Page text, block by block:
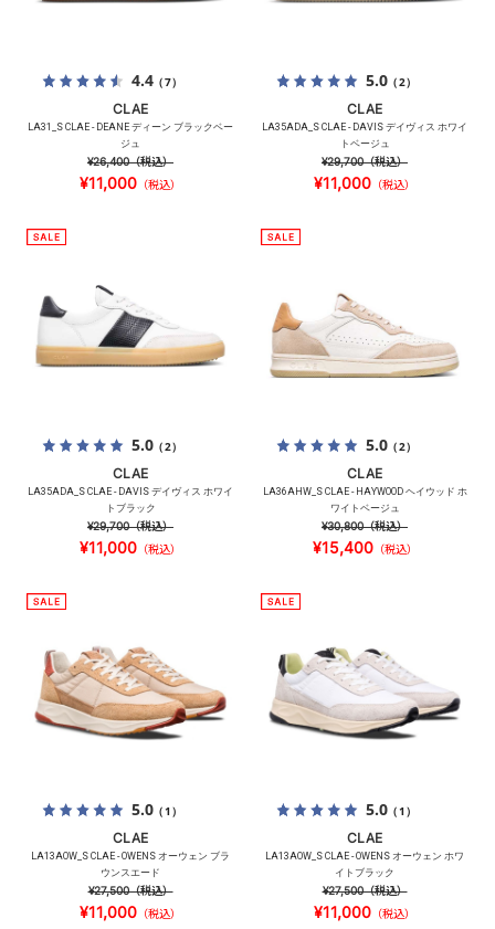
4.4（7）
CLAE
LA31_S CLAE - DEANE ディーン ブラックベー
ジュ
¥26,400（税込）
¥11,000 （税込）
5.0（2）
CLAE
LA35ADA_S CLAE - DAVIS デイヴィス ホワイ
トベージュ
¥29,700（税込）
¥11,000 （税込）
5.0（2）
CLAE
LA35ADA_S CLAE - DAVIS デイヴィス ホワイ
トブラック
¥29,700（税込）
¥11,000 （税込）
5.0（2）
CLAE
LA36AHW_S CLAE - HAYWOOD ヘイウッド ホ
ワイトベージュ
¥30,800（税込）
¥15,400（税込）
5.0（1）
CLAE
LA13AOW_S CLAE - OWENS オーウェン ブラ
ウンスエード
¥27,500（税込）
¥11,000 （税込）
5.0（1）
CLAE
LA13AOW_S CLAE - OWENS オーウェン ホワ
イトブラック
¥27,500（税込）
¥11,000 （税込）